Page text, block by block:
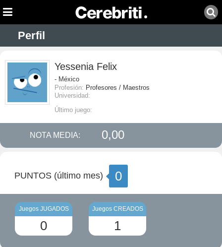
Perfil
Yessenia Felix
- México
Profesión: Profesores / Maestros
Universidad:
Último juego:
NOTA MEDIA: 0,00
PUNTOS (último mes) 0
Juegos JUGADOS
0
Juegos CREADOS
1